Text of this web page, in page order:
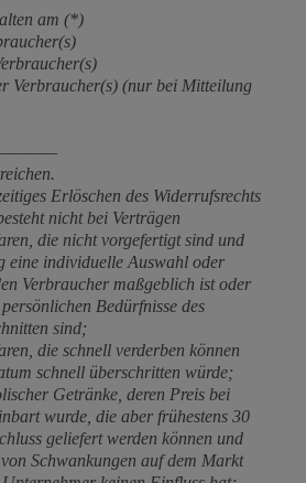
am (*)
Verbraucher(s) (nur bei Mitteilung
Erlöschen des Widerrufsrechts
nicht bei Verträgen
die nicht vorgefertigt sind und
eine individuelle Auswahl oder
Verbraucher maßgeblich ist oder
Bedürfnisse des
sind;
die schnell verderben können
schnell überschritten würde;
Getränke, deren Preis bei
wurde, die aber frühestens 30
geliefert werden können und
Schwankungen auf dem Markt